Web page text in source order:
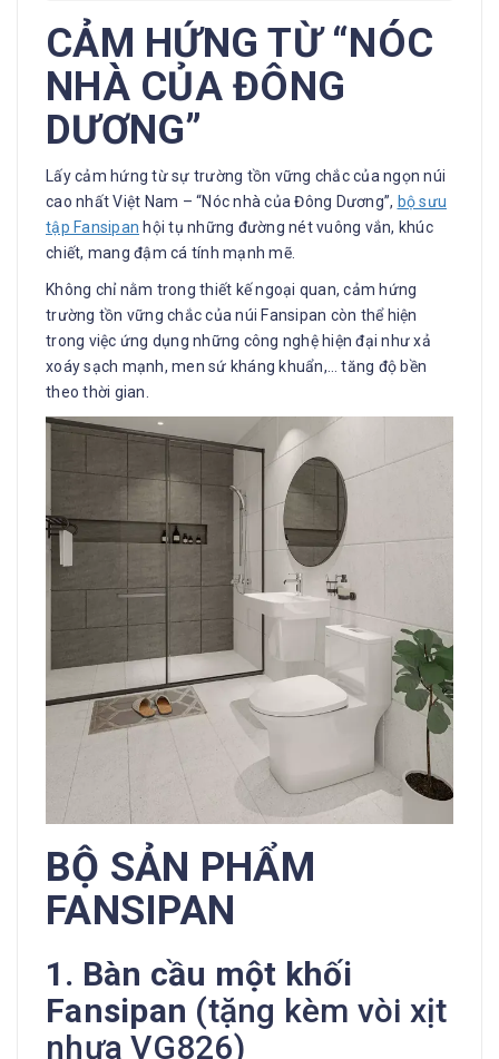
CẢM HỨNG TỪ “NÓC
NHÀ CỦA ĐÔNG
DƯƠNG”
Lấy cảm hứng từ sự trường tồn vững chắc của ngọn núi
cao nhất Việt Nam – “Nóc nhà của Đông Dương”, bộ sưu
tập Fansipan hội tụ những đường nét vuông vắn, khúc
chiết, mang đậm cá tính mạnh mẽ.
Không chỉ nằm trong thiết kế ngoại quan, cảm hứng
trường tồn vững chắc của núi Fansipan còn thể hiện
trong việc ứng dụng những công nghệ hiện đại như xả
xoáy sạch mạnh, men sứ kháng khuẩn,… tăng độ bền
theo thời gian.
BỘ SẢN PHẨM
FANSIPAN
1. Bàn cầu một khối
Fansipan (tặng kèm vòi xịt
nhựa VG826)